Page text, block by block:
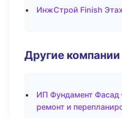
ИнжСтрой Finish
Другие компании
ИП Фундамент
ремонт и